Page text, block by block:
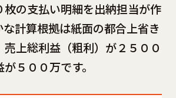
枚の支払い明細を出納担当が作
計算根拠は紙面の都合上省き
売上総利益（粗利）が２５００
５００万です。